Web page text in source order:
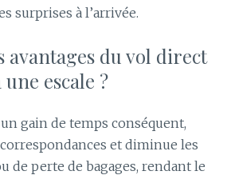
surprises à l’arrivée.
avantages du vol direct
escale ?
gain de temps conséquent,
et diminue les
de perte de bagages, rendant le